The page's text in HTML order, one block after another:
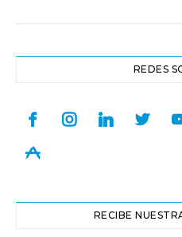
REDES
facebookinstagramlinkedintwitter
appstore
RECIBE